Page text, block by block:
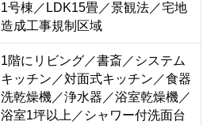
1号棟／LDK15畳／景観法／宅地
造成工事規制区域
1階にリビング／書斎／システム
キッチン／対面式キッチン／食器
洗乾燥機／浄水器／浴室乾燥機／
浴室1坪以上／シャワー付洗面台